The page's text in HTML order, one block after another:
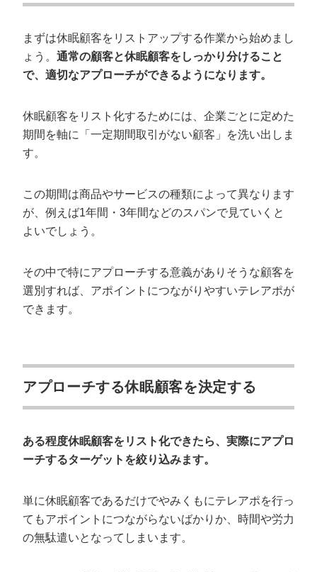
まずは休眠顧客をリストアップする作業から始めまし
ょう。 通常の顧客と休眠顧客をしっかり分けること
で、適切なアプローチができるようになります。
休眠顧客をリスト化するためには、企業ごとに定めた
期間を軸に「一定期間取引がない顧客」を洗い出しま
す。
この期間は商品やサービスの種類によって異なります
が、例えば1年間・3年間などのスパンで見ていくと
よいでしょう。
その中で特にアプローチする意義がありそうな顧客を
選別すれば、アポイントにつながりやすいテレアポが
できます。
アプローチする休眠顧客を決定する
ある程度休眠顧客をリスト化できたら、実際にアプロ
ーチするターゲットを絞り込みます。
単に休眠顧客であるだけでやみくもにテレアポを行っ
てもアポイントにつながらないばかりか、時間や労力
の無駄遣いとなってしまいます。